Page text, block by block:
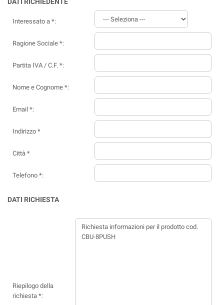
Interessato a *:
Ragione Sociale *:
Partita IVA / C.F. *:
Nome e Cognome *:
Email *:
Indirizzo *
Città *
Telefono *:
DATI RICHIESTA
Riepilogo della
richiesta *: